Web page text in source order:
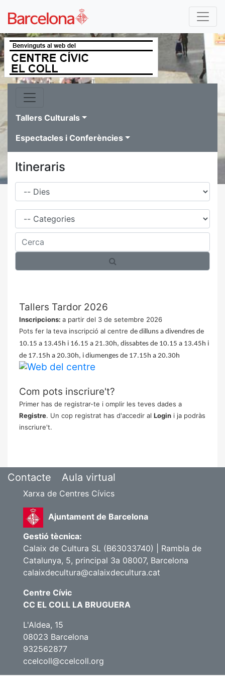
Tallers Culturals
Espectacles i Conferències
Itineraris
Dies
Família
Cerca
Tallers Tardor 2026
Inscripcions: a partir del 3 de setembre 2026
Pots fer la teva inscripció al centre de dilluns a divendres de
10.15 a 13.45h i 16.15 a 21.30h, dissabtes de 10.15 a 13.45h i
de 17.15h a 20.30h, i diumenges de 17.15h a 20.30h
Com pots inscriure't?
Primer has de registrar-te i omplir les teves dades a
Registre. Un cop registrat has d'accedir al Login i ja podràs
inscriure't.
Contacte Aula virtual
Xarxa de Centres Cívics
Ajuntament de Barcelona
Gestió tècnica:
Calaix de Cultura SL (B63033740) | Rambla de
Catalunya, 5, principal 3a 08007, Barcelona
calaixdecultura@calaixdecultura.cat
Centre Cívic
CC EL COLL LA BRUGUERA
L'Aldea, 15
08023 Barcelona
932562877
ccelcoll@ccelcoll.org